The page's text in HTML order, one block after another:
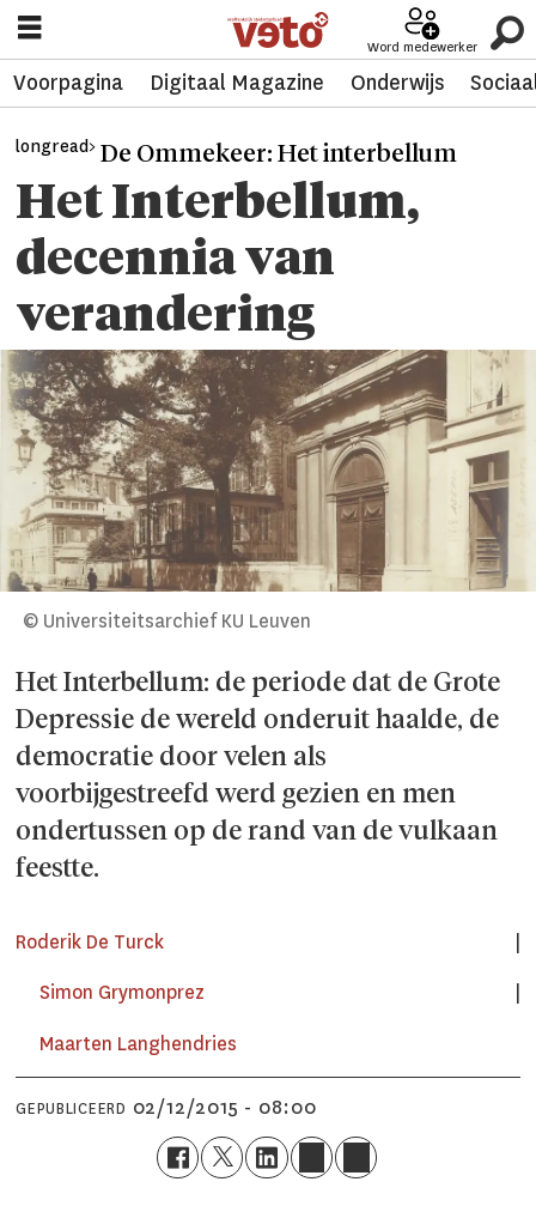
Word medewerker
Voorpagina Digitaal Magazine Onderwijs
longread> De Ommekeer: Het interbellum
Het Interbellum,
decennia van
verandering
© Universiteitsarchief KU Leuven
Het Interbellum: de periode dat de Grote
Depressie de wereld onderuit haalde, de
democratie door velen als
voorbijgestreefd werd gezien en men
ondertussen op de rand van de vulkaan
feestte.
Roderik De Turck
Simon Grymonprez
Maarten Langhendries
GEPUBLICEERD 02/12/2015 - 08:00